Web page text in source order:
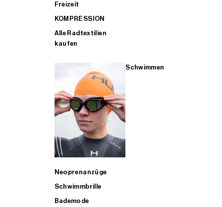
Freizeit
KOMPRESSION
Alle Radtextilien
kaufen
Schwimmen
Neoprenanzüge
Schwimmbrille
Bademode